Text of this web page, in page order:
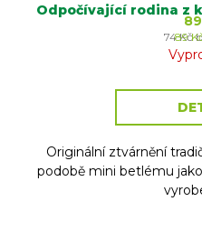
Odpočívající rodina z
74 Kč
cena:
89
Originální ztvárnění
podobě mini betlému